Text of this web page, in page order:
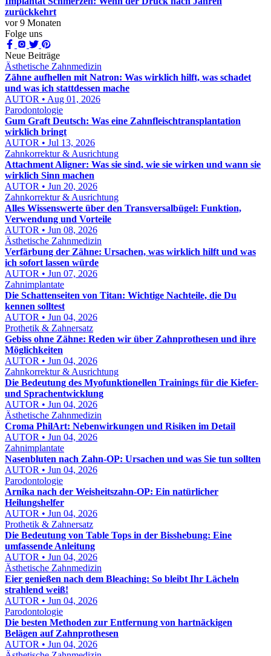
zurückkehrt
vor 9 Monaten
Folge uns
Neue Beiträge
Ästhetische Zahnmedizin
Zähne aufhellen mit Natron: Was wirklich hilft, was schadet
und was ich stattdessen mache
AUTOR • Aug 01, 2026
Parodontologie
Gum Graft Deutsch: Was eine Zahnfleischtransplantation
wirklich bringt
AUTOR • Jul 13, 2026
Zahnkorrektur & Ausrichtung
Attachment Aligner: Was sie sind, wie sie wirken und wann sie
wirklich Sinn machen
AUTOR • Jun 20, 2026
Zahnkorrektur & Ausrichtung
Alles Wissenswerte über den Transversalbügel: Funktion,
Verwendung und Vorteile
AUTOR • Jun 08, 2026
Ästhetische Zahnmedizin
Verfärbung der Zähne: Ursachen, was wirklich hilft und was
ich sofort lassen würde
AUTOR • Jun 07, 2026
Zahnimplantate
Die Schattenseiten von Titan: Wichtige Nachteile, die Du
kennen solltest
AUTOR • Jun 04, 2026
Prothetik & Zahnersatz
Gebiss ohne Zähne: Reden wir über Zahnprothesen und ihre
Möglichkeiten
AUTOR • Jun 04, 2026
Zahnkorrektur & Ausrichtung
Die Bedeutung des Myofunktionellen Trainings für die Kiefer-
und Sprachentwicklung
AUTOR • Jun 04, 2026
Ästhetische Zahnmedizin
Croma PhilArt: Nebenwirkungen und Risiken im Detail
AUTOR • Jun 04, 2026
Zahnimplantate
Nasenbluten nach Zahn-OP: Ursachen und was Sie tun sollten
AUTOR • Jun 04, 2026
Parodontologie
Arnika nach der Weisheitszahn-OP: Ein natürlicher
Heilungshelfer
AUTOR • Jun 04, 2026
Prothetik & Zahnersatz
Die Bedeutung von Table Tops in der Bisshebung: Eine
umfassende Anleitung
AUTOR • Jun 04, 2026
Ästhetische Zahnmedizin
Eier genießen nach dem Bleaching: So bleibt Ihr Lächeln
strahlend weiß!
AUTOR • Jun 04, 2026
Parodontologie
Die besten Methoden zur Entfernung von hartnäckigen
Belägen auf Zahnprothesen
AUTOR • Jun 04, 2026